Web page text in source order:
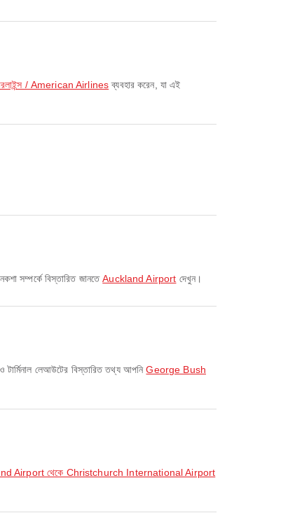
/ American Airlinesব্যবহার করেন, যা এই
সম্পর্কে বিস্তারিত জানতেAuckland Airport দেখুন।
লেআউটের বিস্তারিত তথ্য আপনিGeorge Bush
Airport থেকে Christchurch International Airport